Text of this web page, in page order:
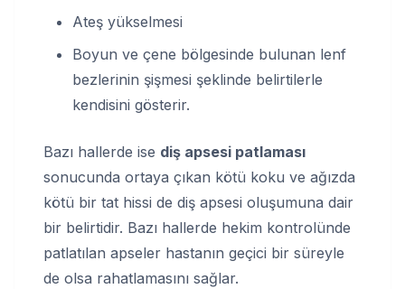
Ateş yükselmesi
Boyun ve çene bölgesinde bulunan lenf
bezlerinin şişmesi şeklinde belirtilerle
kendisini gösterir.
Bazı hallerde ise diş apsesi patlaması
sonucunda ortaya çıkan kötü koku ve ağızda
kötü bir tat hissi de diş apsesi oluşumuna dair
bir belirtidir. Bazı hallerde hekim kontrolünde
patlatılan apseler hastanın geçici bir süreyle
de olsa rahatlamasını sağlar.